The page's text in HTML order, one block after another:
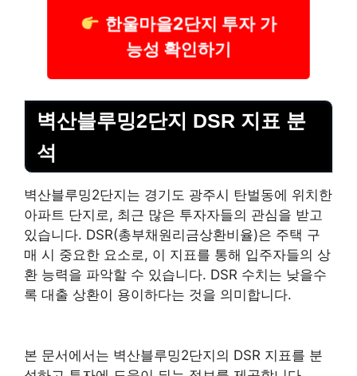
한울마을2단지 투자 가
능성 확인하기
벽산블루밍2단지 DSR 지표 분
석
벽산블루밍2단지는 경기도 광주시 탄벌동에 위치한
아파트 단지로, 최근 많은 투자자들의 관심을 받고
있습니다. DSR(총부채원리금상환비율)은 주택 구
매 시 중요한 요소로, 이 지표를 통해 입주자들의 상
환 능력을 파악할 수 있습니다. DSR 수치는 낮을수
록 대출 상환이 용이하다는 것을 의미합니다.
본 문서에서는 벽산블루밍2단지의 DSR 지표를 분